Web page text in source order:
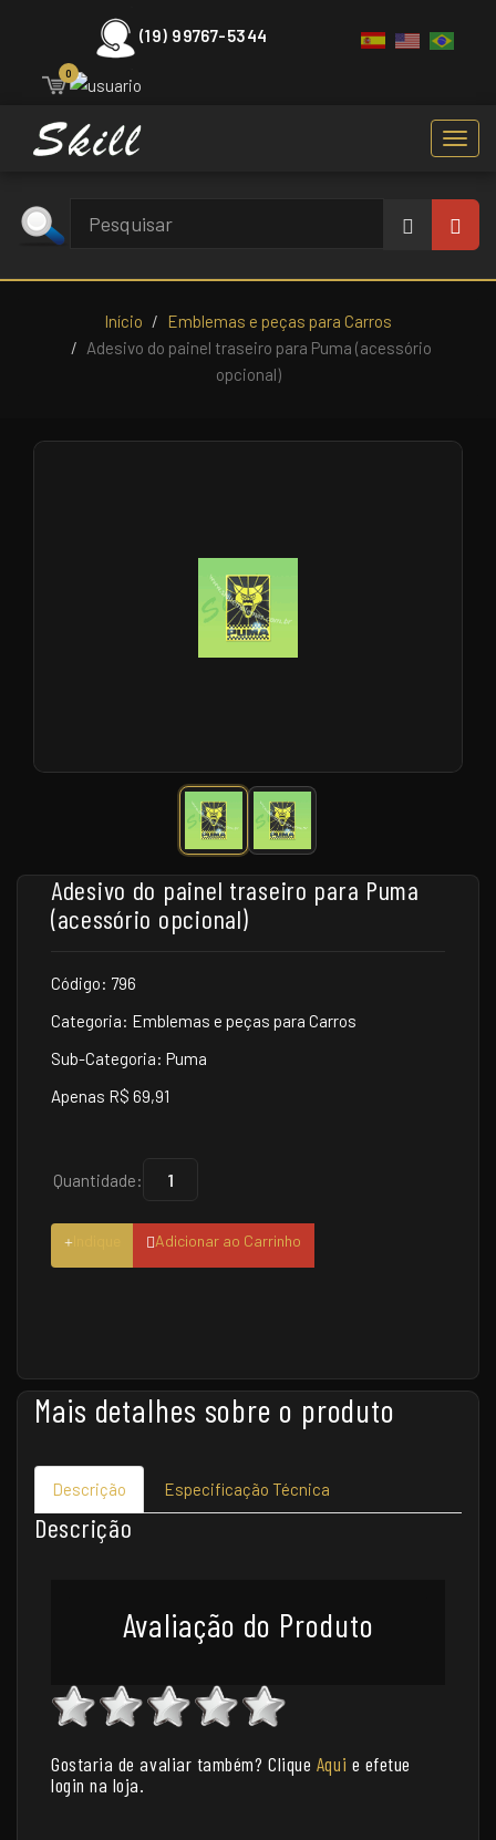
(19) 99767-5344
0
Início
Emblemas e peças para Carros
Adesivo do painel traseiro para Puma (acessório
opcional)
Adesivo do painel traseiro para Puma
(acessório opcional)
Código: 796
Categoria: Emblemas e peças para Carros
Sub-Categoria: Puma
Apenas R$ 69,91
Quantidade:
Adicionar ao Carrinho
Mais detalhes sobre o produto
Descrição Especificação Técnica
Descrição
Avaliação do Produto
Gostaria de avaliar também? Clique Aqui e efetue
login na loja.